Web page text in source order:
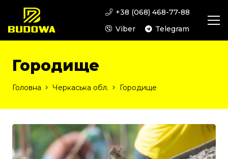
+38 (068) 468-77-88
Viber
Telegram
Городище
Головна Черкаська обл. Городище